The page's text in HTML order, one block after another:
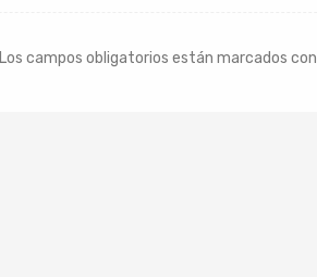
Los campos obligatorios están marcados con